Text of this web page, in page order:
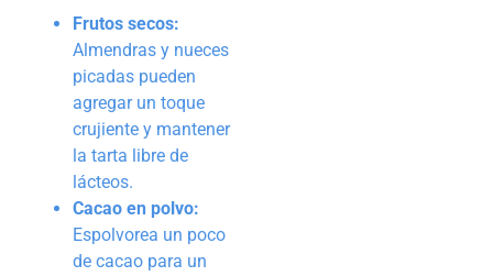
Frutos secos:
Almendras y nueces
picadas pueden
agregar un toque
crujiente y mantener
la tarta libre de
lácteos.
Cacao en polvo:
Espolvorea un poco
de cacao para un